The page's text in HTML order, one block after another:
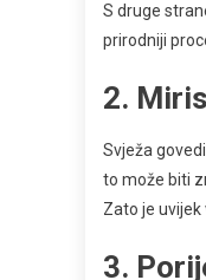
S druge
prirodniji
2.
Svježa
to može biti
Zato je uvijek
3.